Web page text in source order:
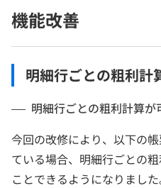
機能改善
明細行ごとの粗利計
明細行ごとの粗利計算が
今回の改修により、以下の
ている場合、明細行ごとの
ことできるようになりました